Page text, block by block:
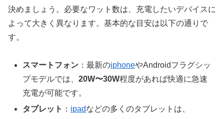
決めましょう。必要なワット数は、充電したいデバイスに
よって大きく異なります。基本的な目安は以下の通りで
す。
スマートフォン ：最新のiphoneやAndroidフラグシッ
プモデルでは、20W〜30W程度があれば快適に急速
充電が可能です。
タブレット ： ipadなどの多くのタブレットは、